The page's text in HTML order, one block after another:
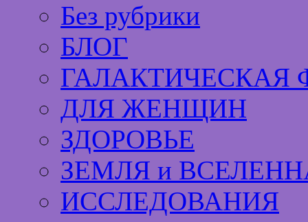
Без рубрики
БЛОГ
ГАЛАКТИЧЕСКАЯ
ДЛЯ ЖЕНЩИН
ЗДОРОВЬЕ
ЗЕМЛЯ и
ИССЛЕДОВАНИЯ